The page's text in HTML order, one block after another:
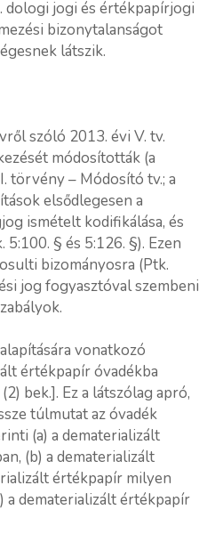
dologi jogi és értékpapírjogi
bizonytalanságot
látszik.
szóló 2013. évi V. tv.
módosították (a
törvény – Módosító tv.; a
elsődlegesen a
ismételt kodifikálása, és
§ és 5:126. §). Ezen
bizományosra (Ptk.
jog fogyasztóval szembeni
vonatkozó
értékpapír óvadékba
bek.]. Ez a látszólag apró,
túlmutat az óvadék
(a) a dematerializált
(b) a dematerializált
értékpapír milyen
a dematerializált értékpapír